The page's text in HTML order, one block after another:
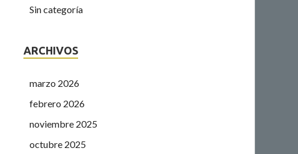
Sin categoría
ARCHIVOS
marzo 2026
febrero 2026
noviembre 2025
octubre 2025